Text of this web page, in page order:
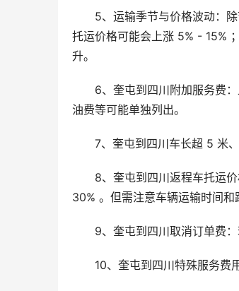
5、运输季节与价格波动：
托运价格可能会上涨 5% - 15%
升。
6、奎屯到四川附加服务费
油费等可能单独列出。
7、奎屯到四川车长超 5 米
8、奎屯到四川返程车托运
30% 。但需注意车辆运输时间和
9、奎屯到四川取消订单费
10、奎屯到四川特殊服务费